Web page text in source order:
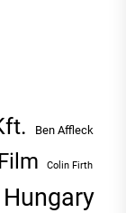
Ben Affleck
Colin Firth